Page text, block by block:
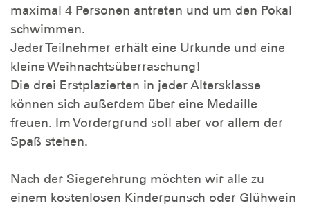
maximal 4 Personen antreten und um den Pokal
schwimmen.
Jeder Teilnehmer erhält eine Urkunde und eine
kleine Weihnachtsüberraschung!
Die drei Erstplazierten in jeder Altersklasse
können sich außerdem über eine Medaille
freuen. Im Vordergrund soll aber vor allem der
Spaß stehen.
Nach der Siegerehrung möchten wir alle zu
einem kostenlosen Kinderpunsch oder Glühwein